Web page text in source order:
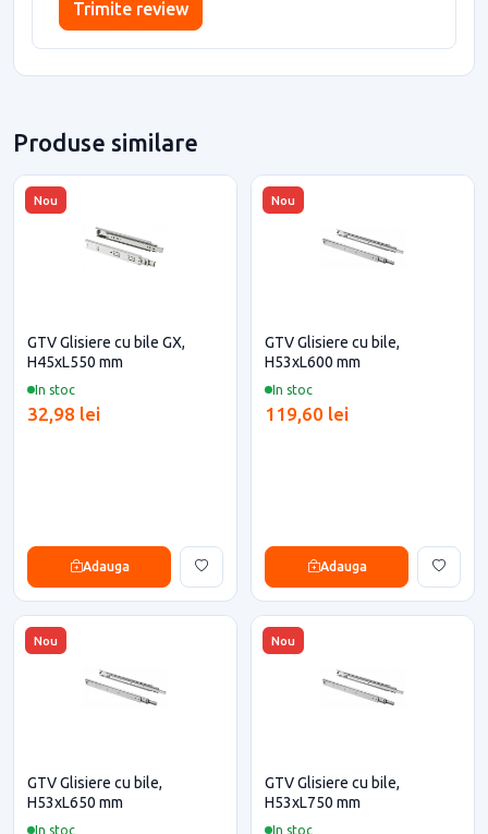
Trimite review
Produse similare
Nou
In stoc
GTV Glisiere cu bile GX,
H45xL550 mm
32,98 lei
Adauga
Nou
In stoc
GTV Glisiere cu bile,
H53xL600 mm
119,60 lei
Adauga
Nou
In stoc
GTV Glisiere cu bile,
H53xL650 mm
Nou
In stoc
GTV Glisiere cu bile,
H53xL750 mm